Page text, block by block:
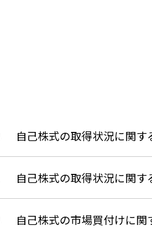
自己株式の取得状況に関す
自己株式の取得状況に関す
自己株式の市場買付けに関